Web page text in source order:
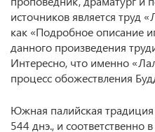
источников является труд
как «Подробное описание
данного произведения
Интересно, что именно
процесс обожествления
Южная палийская
544 днэ., и соответственно